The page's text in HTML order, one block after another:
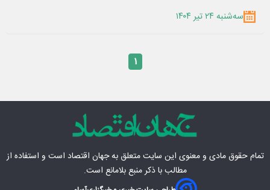
سه‌شنبه ۲۴ تیر ۱۴۰۴
۱
تمام حقوق مادی‌ و معنوی این سایت متعلق بهجهان اقتصاد است و استفاده از
مطالب با ذکر منبع بلامانع است.